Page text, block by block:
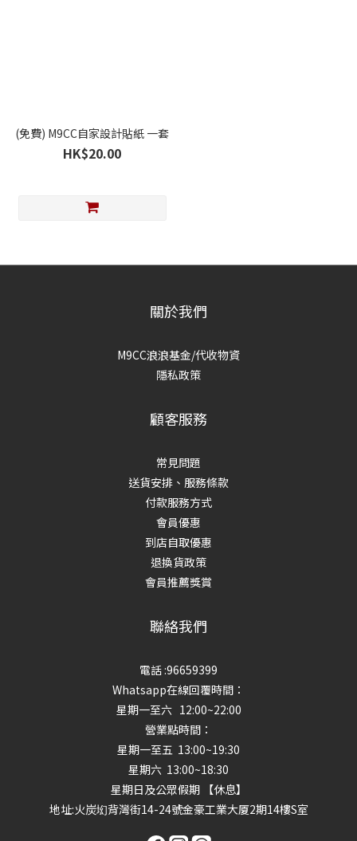
(免費) M9CC自家設計貼紙 一套
HK$20.00
關於我們
M9CC浪浪基金/代收物資
隱私政策
顧客服務
常見問題
送貨安排、服務條款
付款服務方式
會員優惠
到店自取優惠
退換貨政策
會員推薦獎賞
聯絡我們
電話 :96659399
Whatsapp在線回覆時間：
星期一至六 12:00~22:00
營業點時間：
星期一至五 13:00~19:30
星期六 13:00~18:30
星期日及公眾假期 【休息】
地址:火炭㘭背灣街14-24號金豪工業大厦2期14樓S室